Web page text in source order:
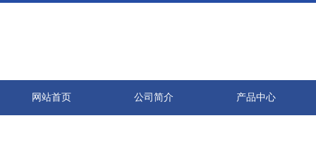
网站首页 公司简介 产品中心